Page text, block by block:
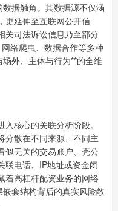
据触角。其数据源不仅涵
更延伸至互联网公开信
关司法诉讼信息乃至部分
络爬虫、数据合作等多种
外、主体与行为**的全维
核心的关联分析阶段。
分散在不同来源、不同主
似无关的交易账户、壳公
联电话、IP地址或资金闭
着高杠杆配资业务的网络
套结构背后的真实风险敞